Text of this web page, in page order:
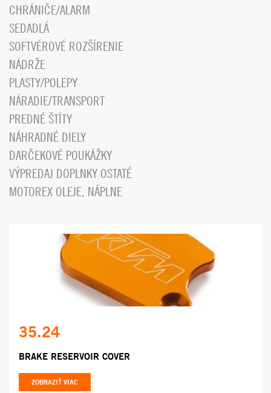
CHRÁNIČE/ALARM
SEDADLÁ
SOFTVÉROVÉ ROZŠÍRENIE
NÁDRŽE
PLASTY/POLEPY
NÁRADIE/TRANSPORT
PREDNÉ ŠTÍTY
NÁHRADNÉ DIELY
DARČEKOVÉ POUKÁŽKY
VÝPREDAJ DOPLNKY OSTATÉ
MOTOREX OLEJE, NÁPLNE
35.24
BRAKE RESERVOIR COVER
ZOBRAZIŤ VIAC